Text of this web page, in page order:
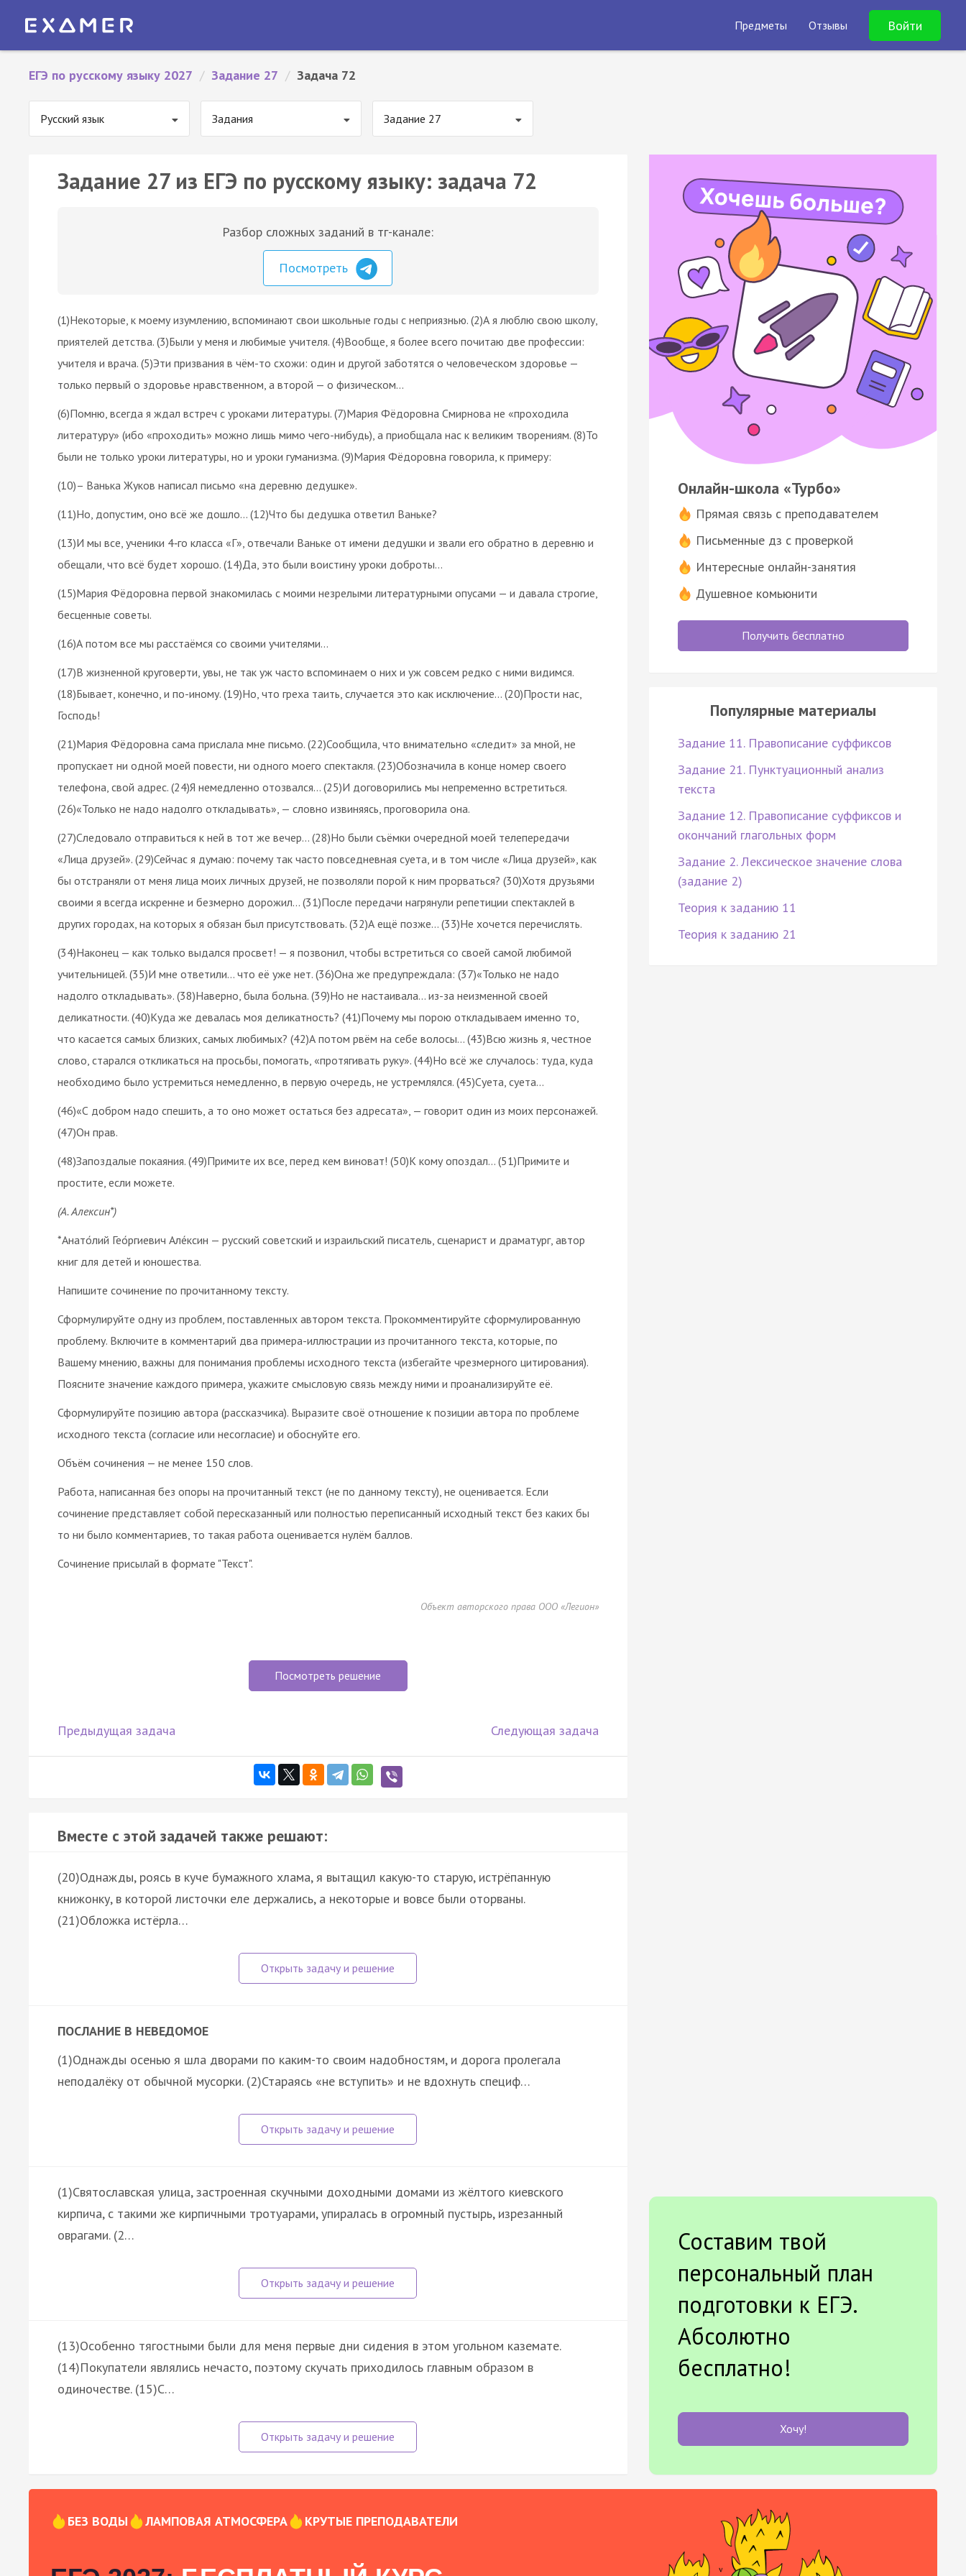
Предметы Отзывы Войти
ЕГЭ по русскому языку 2027 / Задание 27 / Задача 72
Русский язык Задания Задание 27
Задание 27 из ЕГЭ по русскому языку: задача 72
Разбор сложных заданий в тг-канале:
Посмотреть
(1)Некоторые, к моему изумлению, вспоминают свои школьные годы с неприязнью. (2)А я люблю свою школу,
приятелей детства. (3)Были у меня и любимые учителя. (4)Вообще, я более всего почитаю две профессии:
учителя и врача. (5)Эти призвания в чём-то схожи: один и другой заботятся о человеческом здоровье —
только первый о здоровье нравственном, а второй — о физическом…
(6)Помню, всегда я ждал встреч с уроками литературы. (7)Мария Фёдоровна Смирнова не «проходила
литературу» (ибо «проходить» можно лишь мимо чего-нибудь), а приобщала нас к великим творениям. (8)То
были не только уроки литературы, но и уроки гуманизма. (9)Мария Фёдоровна говорила, к примеру:
(10)– Ванька Жуков написал письмо «на деревню дедушке».
(11)Но, допустим, оно всё же дошло… (12)Что бы дедушка ответил Ваньке?
(13)И мы все, ученики 4‑го класса «Г», отвечали Ваньке от имени дедушки и звали его обратно в деревню и
обещали, что всё будет хорошо. (14)Да, это были воистину уроки доброты…
(15)Мария Фёдоровна первой знакомилась с моими незрелыми литературными опусами — и давала строгие,
бесценные советы.
(16)А потом все мы расстаёмся со своими учителями…
(17)В жизненной круговерти, увы, не так уж часто вспоминаем о них и уж совсем редко с ними видимся.
(18)Бывает, конечно, и по-иному. (19)Но, что греха таить, случается это как исключение… (20)Прости нас,
Господь!
(21)Мария Фёдоровна сама прислала мне письмо. (22)Сообщила, что внимательно «следит» за мной, не
пропускает ни одной моей повести, ни одного моего спектакля. (23)Обозначила в конце номер своего
телефона, свой адрес. (24)Я немедленно отозвался… (25)И договорились мы непременно встретиться.
(26)«Только не надо надолго откладывать», — словно извиняясь, проговорила она.
(27)Следовало отправиться к ней в тот же вечер… (28)Но были съёмки очередной моей телепередачи
«Лица друзей». (29)Сейчас я думаю: почему так часто повседневная суета, и в том числе «Лица друзей», как
бы отстраняли от меня лица моих личных друзей, не позволяли порой к ним прорваться? (30)Хотя друзьями
своими я всегда искренне и безмерно дорожил… (31)После передачи нагрянули репетиции спектаклей в
других городах, на которых я обязан был присутствовать. (32)А ещё позже… (33)Не хочется перечислять.
(34)Наконец — как только выдался просвет! — я позвонил, чтобы встретиться со своей самой любимой
учительницей. (35)И мне ответили… что её уже нет. (36)Она же предупреждала: (37)«Только не надо
надолго откладывать». (38)Наверно, была больна. (39)Но не настаивала… из-за неизменной своей
деликатности. (40)Куда же девалась моя деликатность? (41)Почему мы порою откладываем именно то,
что касается самых близких, самых любимых? (42)А потом рвём на себе волосы… (43)Всю жизнь я, честное
слово, старался откликаться на просьбы, помогать, «протягивать руку». (44)Но всё же случалось: туда, куда
необходимо было устремиться немедленно, в первую очередь, не устремлялся. (45)Суета, суета…
(46)«С добром надо спешить, а то оно может остаться без адресата», — говорит один из моих персонажей.
(47)Он прав.
(48)Запоздалые покаяния. (49)Примите их все, перед кем виноват! (50)К кому опоздал… (51)Примите и
простите, если можете.
(А. Алексин*)
*Анато́лий Гео́ргиевич Але́ксин — русский советский и израильский писатель, сценарист и драматург, автор
книг для детей и юношества.
Напишите сочинение по прочитанному тексту.
Сформулируйте одну из проблем, поставленных автором текста. Прокомментируйте сформулированную
проблему. Включите в комментарий два примера-иллюстрации из прочитанного текста, которые, по
Вашему мнению, важны для понимания проблемы исходного текста (избегайте чрезмерного цитирования).
Поясните значение каждого примера, укажите смысловую связь между ними и проанализируйте её.
Сформулируйте позицию автора (рассказчика). Выразите своё отношение к позиции автора по проблеме
исходного текста (согласие или несогласие) и обоснуйте его.
Объём сочинения — не менее 150 слов.
Работа, написанная без опоры на прочитанный текст (не по данному тексту), не оценивается. Если
сочинение представляет собой пересказанный или полностью переписанный исходный текст без каких бы
то ни было комментариев, то такая работа оценивается нулём баллов.
Сочинение присылай в формате "Текст".
Объект авторского права ООО «Легион»
Посмотреть решение
Предыдущая задача Следующая задача
Вместе с этой задачей также решают:
(20)Однажды, роясь в куче бумажного хлама, я вытащил какую-то старую, истрёпанную
книжонку, в которой листочки еле держались, а некоторые и вовсе были оторваны.
(21)Обложка истёрла…
ПОСЛАНИЕ В НЕВЕДОМОЕ
(1)Однажды осенью я шла дворами по каким-то своим надобностям, и дорога пролегала
неподалёку от обычной мусорки. (2)Стараясь «не вступить» и не вдохнуть специф…
(1)Святославская улица, застроенная скучными доходными домами из жёлтого киевского
кирпича, с такими же кирпичными тротуарами, упиралась в огромный пустырь, изрезанный
оврагами. (2…
(13)Особенно тягостными были для меня первые дни сидения в этом угольном каземате.
(14)Покупатели являлись нечасто, поэтому скучать приходилось главным образом в
одиночестве. (15)С…
Онлайн-школа «Турбо»
Прямая связь с преподавателем
Письменные дз с проверкой
Интересные онлайн-занятия
Душевное комьюнити
Получить бесплатно
Популярные материалы
Задание 11. Правописание суффиксов
Задание 21. Пунктуационный анализ
текста
Задание 12. Правописание суффиксов и
окончаний глагольных форм
Задание 2. Лексическое значение слова
(задание 2)
Теория к заданию 11
Теория к заданию 21
Составим твой
персональный план
подготовки к ЕГЭ.
Абсолютно
бесплатно!
Хочу!
БЕЗ ВОДЫ ЛАМПОВАЯ АТМОСФЕРА КРУТЫЕ ПРЕПОДАВАТЕЛИ